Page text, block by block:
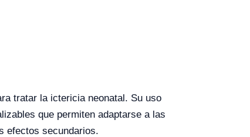
tratar la ictericia neonatal. Su uso
que permiten adaptarse a las
efectos secundarios.